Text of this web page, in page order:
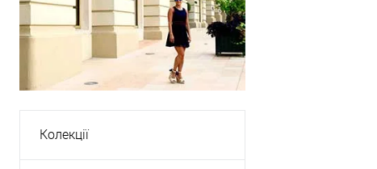
Колекції